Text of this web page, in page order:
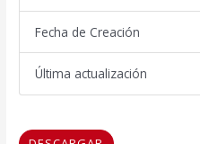
Fecha de Creación
Última actualización